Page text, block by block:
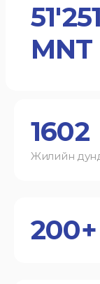
MNT
1602
Жилийн
200+